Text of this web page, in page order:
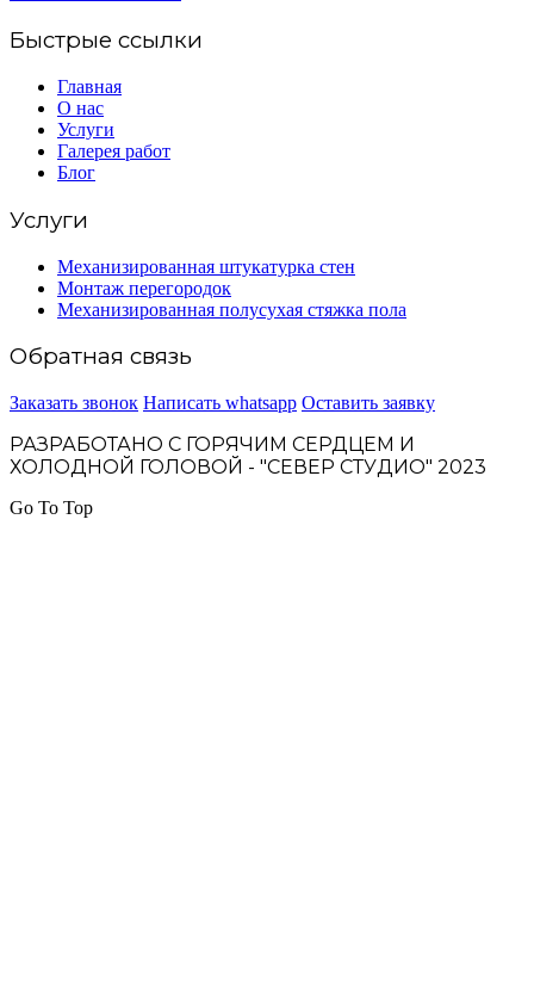
Быстрые ссылки
Главная
О нас
Услуги
Галерея работ
Блог
Услуги
Механизированная штукатурка стен
Монтаж перегородок
Механизированная полусухая стяжка пола
Обратная связь
Заказать звонок Написать whatsapp Оставить заявку
РАЗРАБОТАНО С ГОРЯЧИМ СЕРДЦЕМ И
ХОЛОДНОЙ ГОЛОВОЙ - "СЕВЕР СТУДИО" 2023
Go To Top